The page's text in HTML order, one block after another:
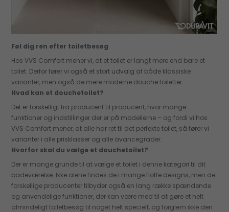
Føl dig ren efter toiletbesøg
Hos VVS Comfort mener vi, at et toilet er langt mere end bare et
toilet. Derfor fører vi også et stort udvalg af både klassiske
varianter, men også de mere moderne douche toiletter.
Hvad kan et douchetoilet?
Det er forskelligt fra producent til producent, hvor mange
funktioner og indstillinger der er på modellerne – og fordi vi hos
VVS Comfort mener, at alle har ret til det perfekte toilet, så fører vi
varianter i alle prisklasser og alle avancegrader.
Hvorfor skal du vælge et douchetoilet?
Der er mange grunde til at vælge et toilet i denne kategori til dit
badeværelse. Ikke alene findes de i mange flotte designs, men de
forskellige producenter tilbyder også en lang række spændende
og anvendelige funktioner, der kan være med til at gøre et helt
almindeligt toiletbesøg til noget helt specielt, og forglem ikke den